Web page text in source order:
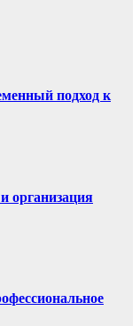
подход к
организация